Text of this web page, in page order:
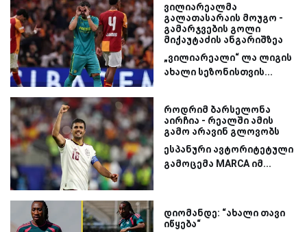
ვილიარეალმა
გალათასარაის მოუგო -
გამარჯვების გოლი
მიქაუტაძის ანგარიშზეა
„ვილიარეალი“ ლა ლიგის
ახალი სეზონისთვის...
როდრიმ ბარსელონა
აირჩია - რეალში ამის
გამო არავინ გლოვობს
ესპანური ავტორიტეტული
გამოცემა MARCA იმ...
დიომანდე: “ახალი თავი
იწყება“